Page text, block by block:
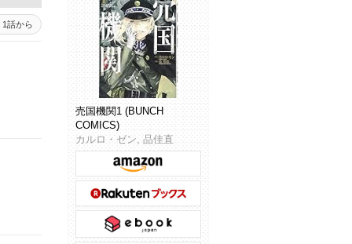
1話から
売国機関1 (BUNCH
COMICS)
カルロ・ゼン, 品佳直